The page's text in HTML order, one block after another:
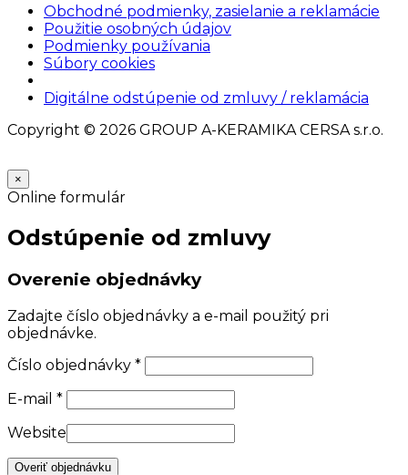
Obchodné podmienky, zasielanie a reklamácie
Použitie osobných údajov
Podmienky používania
Súbory cookies
Digitálne odstúpenie od zmluvy / reklamácia
Copyright © 2026 GROUP A-KERAMIKA CERSA s.r.o.
×
Online formulár
Odstúpenie od zmluvy
Overenie objednávky
Zadajte číslo objednávky a e-mail použitý pri
objednávke.
Číslo objednávky *
E-mail *
Website
Overiť objednávku